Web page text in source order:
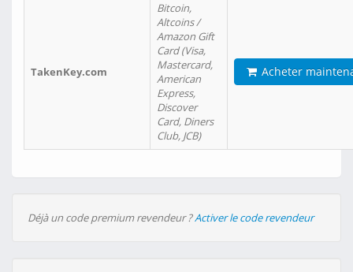
TakenKey.com
Bitcoin,
Altcoins /
Amazon Gift
Card (Visa,
Mastercard,
American
Express,
Discover
Card, Diners
Club, JCB)
Acheter
Déjà un code premium revendeur ?Activer le code revendeur